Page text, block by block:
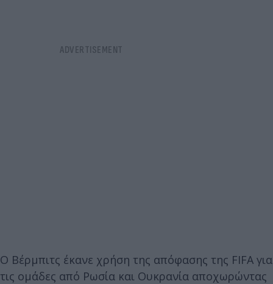
Ο Βέρμπιτς έκανε χρήση της απόφασης της FIFA για
τις ομάδες από Ρωσία και Ουκρανία αποχωρώντας